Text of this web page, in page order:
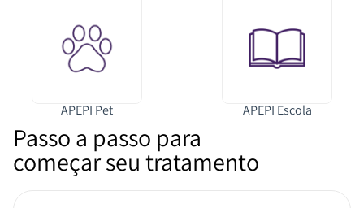
APEPI Pet APEPI Escola
Passo a passo para
começar seu tratamento